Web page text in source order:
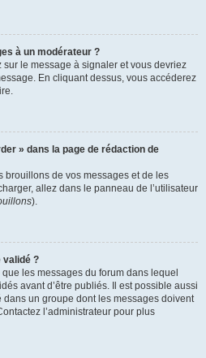
à un modérateur ?
sur le message à signaler et vous devriez
En cliquant dessus, vous accéderez
» dans la page de rédaction de
brouillons de vos messages et de les
allez dans le panneau de l’utilisateur
).
validé ?
les messages du forum dans lequel
avant d’être publiés. Il est possible aussi
dans un groupe dont les messages doivent
l’administrateur pour plus